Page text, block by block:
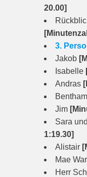
20.00]
3.
Jakob
Isabelle
Andras
Bentham
Jim
Sara
1:19.30]
Alistair
Mae
Herr